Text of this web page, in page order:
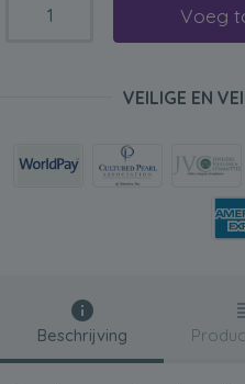
Voeg
VEILIGE EN
Beschrijving